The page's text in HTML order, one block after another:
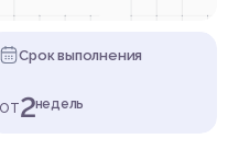
Срок выполнения
от2недель